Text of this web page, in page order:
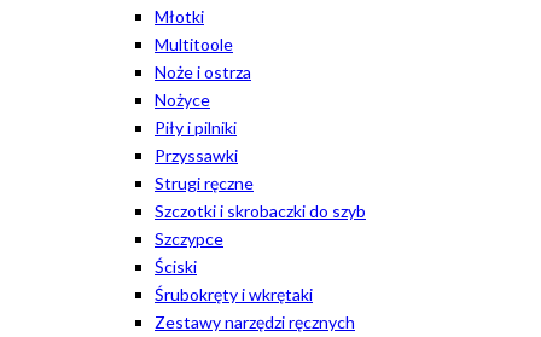
Młotki
Multitoole
Noże i ostrza
Nożyce
Piły i pilniki
Przyssawki
Strugi ręczne
Szczotki i skrobaczki do szyb
Szczypce
Ściski
Śrubokręty i wkrętaki
Zestawy narzędzi ręcznych